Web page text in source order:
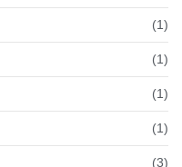
(1)
(1)
(1)
(1)
(3)